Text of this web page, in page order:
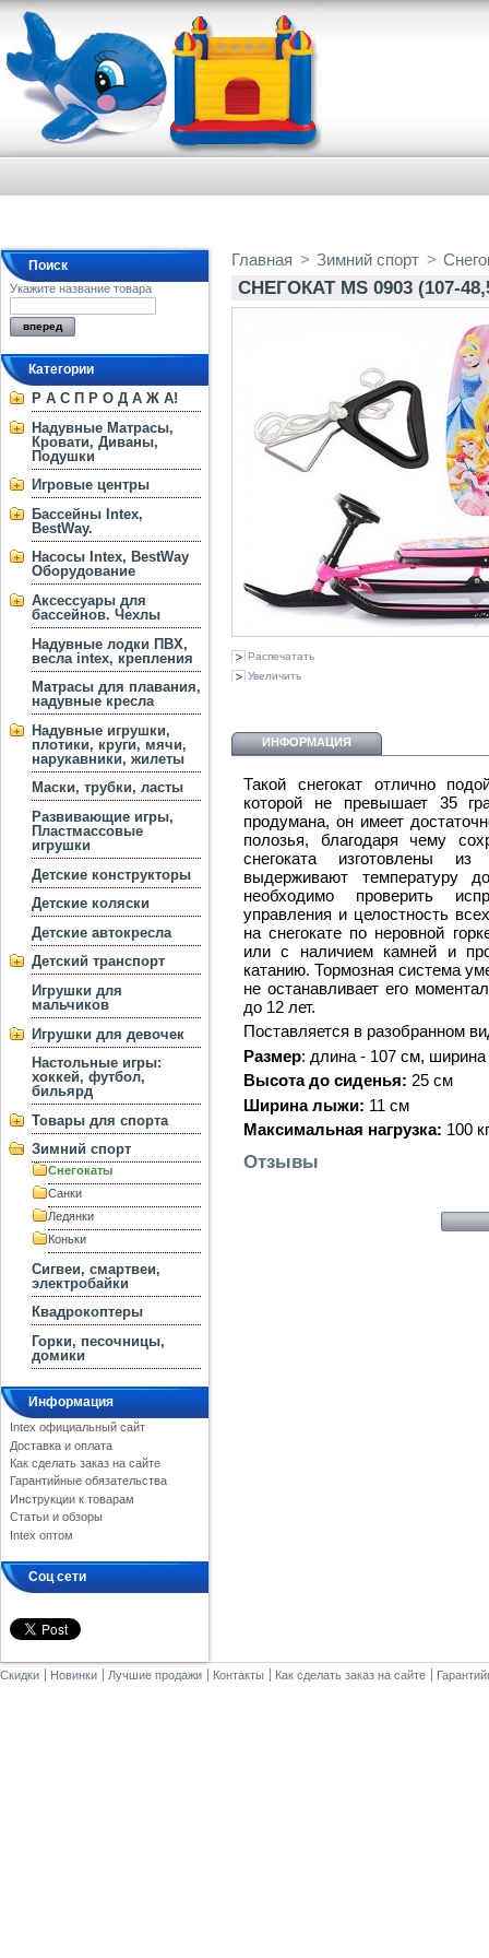
Поиск
Укажите название товара
Категории
Р А С П Р О Д А Ж А!
Надувные Матрасы,
Кровати, Диваны,
Подушки
Игровые центры
Бассейны Intex,
BestWay.
Насосы Intex, BestWay
Оборудование
Аксессуары для
бассейнов. Чехлы
Надувные лодки ПВХ,
весла intex, крепления
Матрасы для плавания,
надувные кресла
Надувные игрушки,
плотики, круги, мячи,
нарукавники, жилеты
Маски, трубки, ласты
Развивающие игры,
Пластмассовые
игрушки
Детские конструкторы
Детские коляски
Детские автокресла
Детский транспорт
Игрушки для
мальчиков
Игрушки для девочек
Настольные игры:
хоккей, футбол,
бильярд
Товары для спорта
Зимний спорт
Снегокаты
Санки
Ледянки
Коньки
Сигвеи, смартвеи,
электробайки
Квадрокоптеры
Горки, песочницы,
домики
Информация
Intex официальный сайт
Доставка и оплата
Как сделать заказ на сайте
Гарантийные обязательства
Инструкции к товарам
Статьи и обзоры
Intex оптом
Соц сети
Главная > Зимний спорт >
СНЕГОКАТ MS 0903 (107-
Распечатать
Увеличить
ИНФОРМАЦИЯ
Такой снегокат отлично
которой не превышает 35
продумана, он имеет
полозья, благодаря чему
снегоката изготовлены
выдерживают температуру
необходимо проверить
управления и целостность
на снегокате по неровной
или с наличием камней и
катанию. Тормозная система
не останавливает его
до 12 лет.
Поставляется в разобранном
Размер: длина - 107 см,
Высота до сиденья: 25 см
Ширина лыжи: 11 см
Максимальная нагрузка: 100 кг
Отзывы
Скидки Новинки Лучшие продажи Контакты Как сделать заказ на сайте